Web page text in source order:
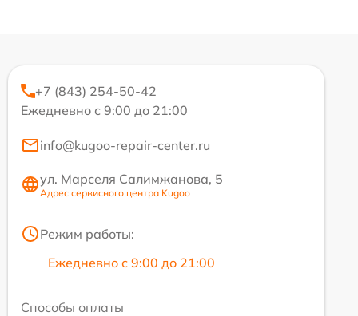
+7 (843) 254-50-42
Ежедневно с 9:00 до 21:00
info@kugoo-repair-center.ru
ул. Марселя Салимжанова, 5
Адрес сервисного центра Kugoo
Режим работы:
Ежедневно с 9:00 до 21:00
Способы оплаты